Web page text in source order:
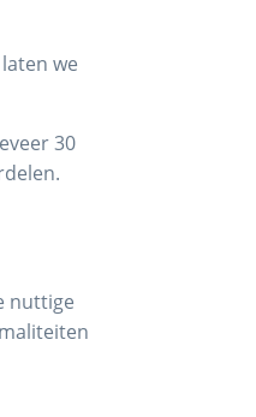
we
30
nuttige